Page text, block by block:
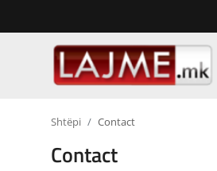
Shtëpi Contact
Contact